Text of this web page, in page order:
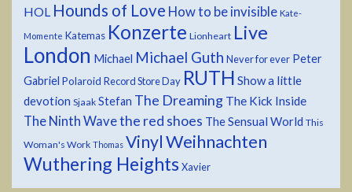
HOL Hounds of Love How to be invisible Kate-
Momente Katemas Konzerte Lionheart Live
London Michael Michael Guth Never for ever Peter
Gabriel Polaroid Record Store Day RUTH Show a little
devotion Sjaak Stefan The Dreaming The Kick Inside
The Ninth Wavethe red shoes The Sensual World This
Woman's Work Thomas VinylWeihnachten
Wuthering Heights Xavier